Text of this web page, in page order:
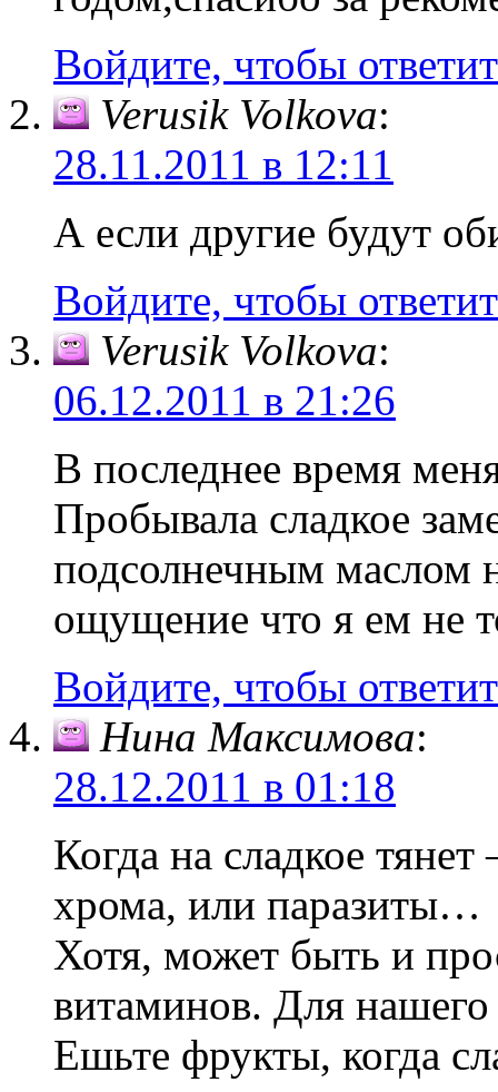
Войдите, чтобы
Verusik Volkova:
28.11.2011 в 12:11
А если другие будут
Войдите, чтобы
Verusik Volkova:
06.12.2011 в 21:26
В последнее время
Пробывала сладкое
подсолнечным маслом
ощущение что я ем не
Войдите, чтобы
Нина Максимова:
28.12.2011 в 01:18
Когда на сладкое
хрома, или паразиты…
Хотя, может быть и
витаминов. Для
Ешьте фрукты, когда